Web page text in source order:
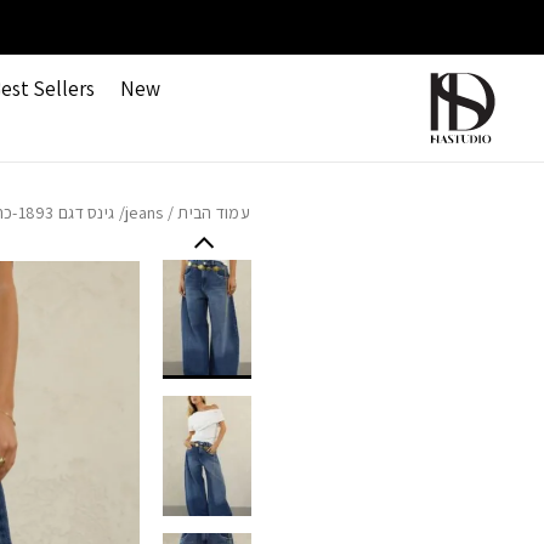
New
Sellers
עמוד הבית /
jeans/ גינס דגם 1893-כחול